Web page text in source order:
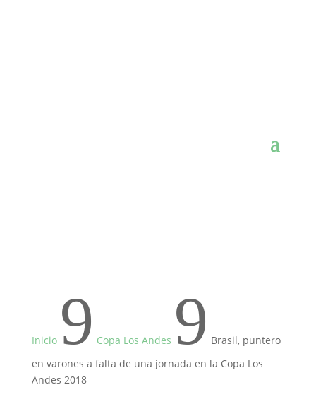
Inicio 9 Copa Los Andes 9 Brasil, puntero
en varones a falta de una jornada en la Copa Los
Andes 2018